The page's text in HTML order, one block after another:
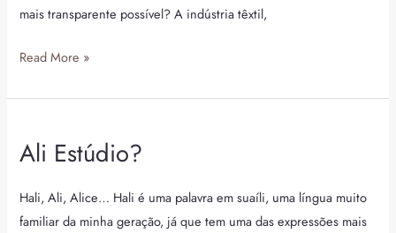
mais transparente possível? A indústria têxtil,
negócio?
Read More »
Ali Estúdio?
Hali, Ali, Alice… Hali é uma palavra em suaíli, uma língua muito
familiar da minha geração, já que tem uma das expressões mais
Ali